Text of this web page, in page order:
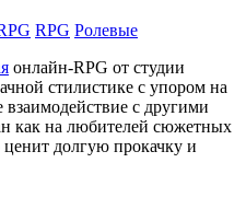
RPG Ролевые
онлайн-RPG от студии
стилистике с упором на
взаимодействие с другими
как на любителей сюжетных
ценит долгую прокачку и